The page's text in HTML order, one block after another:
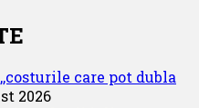
care pot dubla
2026